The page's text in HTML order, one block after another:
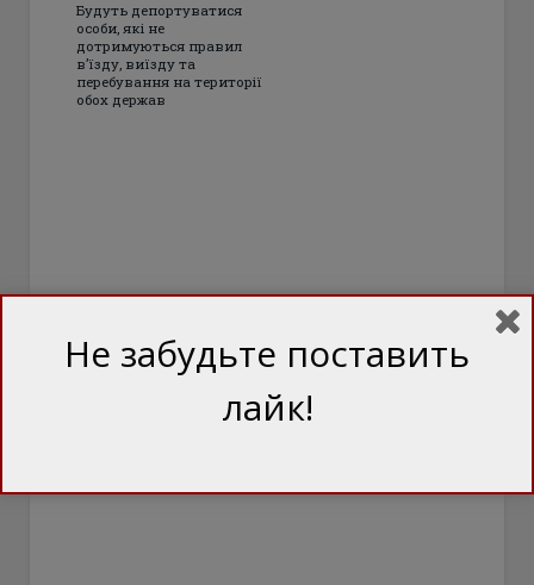
Будуть депортуватися
особи, які не
дотримуються правил
в’їзду, виїзду та
перебування на території
обох держав
Не забудьте поставить
лайк!